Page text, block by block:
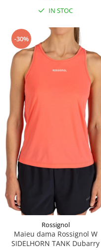
Ochelari
Bete ski
Spring Collection-Rossignol
Incaltaminte
Barbati
Femei
Accesorii
Bike
IN STOC
-30%
Rossignol
Maieu dama Rossignol W
SIDELHORN TANK Dubarry